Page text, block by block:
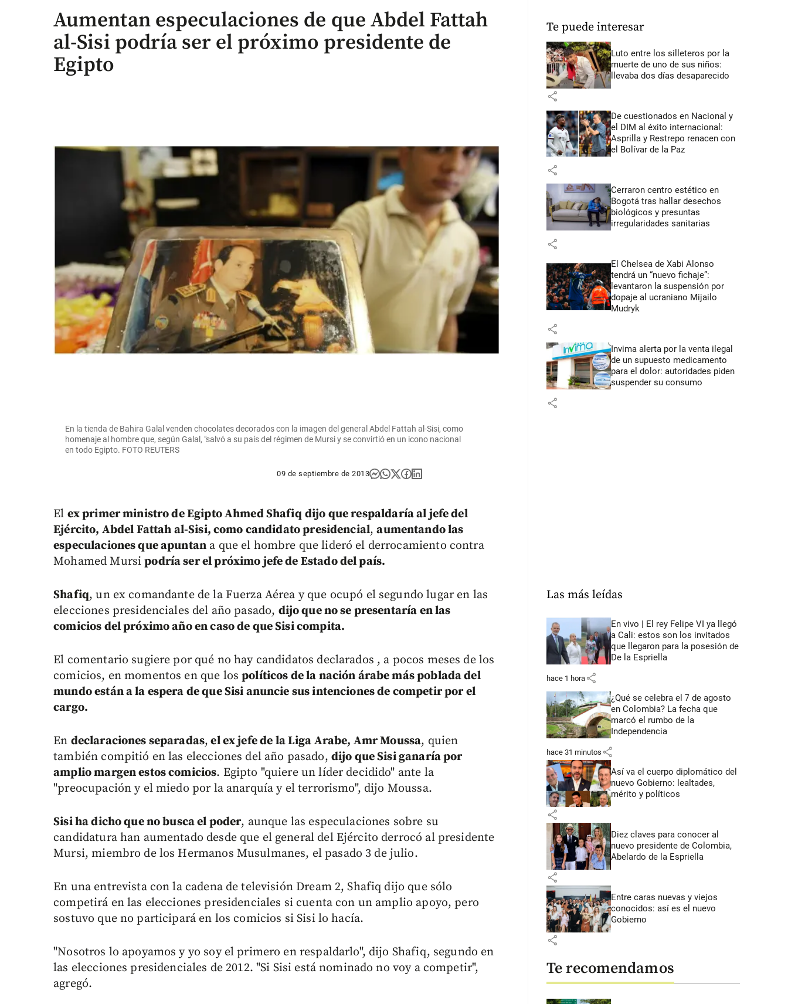
Aumentan especulaciones de que Abdel Fattah
al-Sisi podría ser el próximo presidente de
Egipto
En la tienda de Bahira Galal venden chocolates decorados con la imagen del general Abdel Fattah al-Sisi, como
homenaje al hombre que, según Galal, "salvó a su país del régimen de Mursi y se convirtió en un icono nacional
en todo Egipto. FOTO REUTERS
09 de septiembre de 2013
El ex primer ministro de Egipto Ahmed Shafiq dijo que respaldaría al jefe del
Ejército, Abdel Fattah al-Sisi, como candidato presidencial,aumentando las
especulaciones que apuntan a que el hombre que lideró el derrocamiento contra
Mohamed Mursipodría ser el próximo jefe de Estado del país.
Shafiq, un ex comandante de la Fuerza Aérea y que ocupó el segundo lugar en las
elecciones presidenciales del año pasado, dijo que no se presentaría en las
comicios del próximo año en caso de que Sisi compita.
El comentario sugiere por qué no hay candidatos declarados , a pocos meses de los
comicios, en momentos en que lospolíticos de la nación árabe más poblada del
mundo están a la espera de que Sisi anuncie sus intenciones de competir por el
cargo.
En declaraciones separadas, el ex jefe de la Liga Arabe, Amr Moussa, quien
también compitió en las elecciones del año pasado, dijo que Sisi ganaría por
amplio margen estos comicios. Egipto "quiere un líder decidido" ante la
"preocupación y el miedo por la anarquía y el terrorismo", dijo Moussa.
Sisi ha dicho que no busca el poder, aunque las especulaciones sobre su
candidatura han aumentado desde que el general del Ejército derrocó al presidente
Mursi, miembro de los Hermanos Musulmanes, el pasado 3 de julio.
En una entrevista con la cadena de televisión Dream 2, Shafiq dijo que sólo
competirá en las elecciones presidenciales si cuenta con un amplio apoyo, pero
sostuvo que no participará en los comicios si Sisi lo hacía.
"Nosotros lo apoyamos y yo soy el primero en respaldarlo", dijo Shafiq, segundo en
las elecciones presidenciales de 2012. "Si Sisi está nominado no voy a competir",
agregó.
Te puede interesar
Luto entre los silleteros por la
muerte de uno de sus niños:
llevaba dos días desaparecido
share
De cuestionados en Nacional y
el DIM al éxito internacional:
Asprilla y Restrepo renacen con
el Bolívar de la Paz
share
Cerraron centro estético en
Bogotá tras hallar desechos
biológicos y presuntas
irregularidades sanitarias
share
El Chelsea de Xabi Alonso
tendrá un “nuevo fichaje”:
levantaron la suspensión por
dopaje al ucraniano Mijailo
Mudryk
share
Invima alerta por la venta ilegal
de un supuesto medicamento
para el dolor: autoridades piden
suspender su consumo
share
Las más leídas
En vivo | El rey Felipe VI ya llegó
a Cali: estos son los invitados
que llegaron para la posesión de
De la Espriella
hace 1 hora share
¿Qué se celebra el 7 de agosto
en Colombia? La fecha que
marcó el rumbo de la
Independencia
hace 31 minutos share
Así va el cuerpo diplomático del
nuevo Gobierno: lealtades,
mérito y políticos
share
Diez claves para conocer al
nuevo presidente de Colombia,
Abelardo de la Espriella
share
Entre caras nuevas y viejos
conocidos: así es el nuevo
Gobierno
share
Te recomendamos